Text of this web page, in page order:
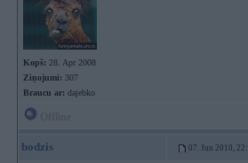
Kopš: 28. Apr 2008
Ziņojumi: 307
Braucu ar: dajebko
bodzis 07. Jun 2010,